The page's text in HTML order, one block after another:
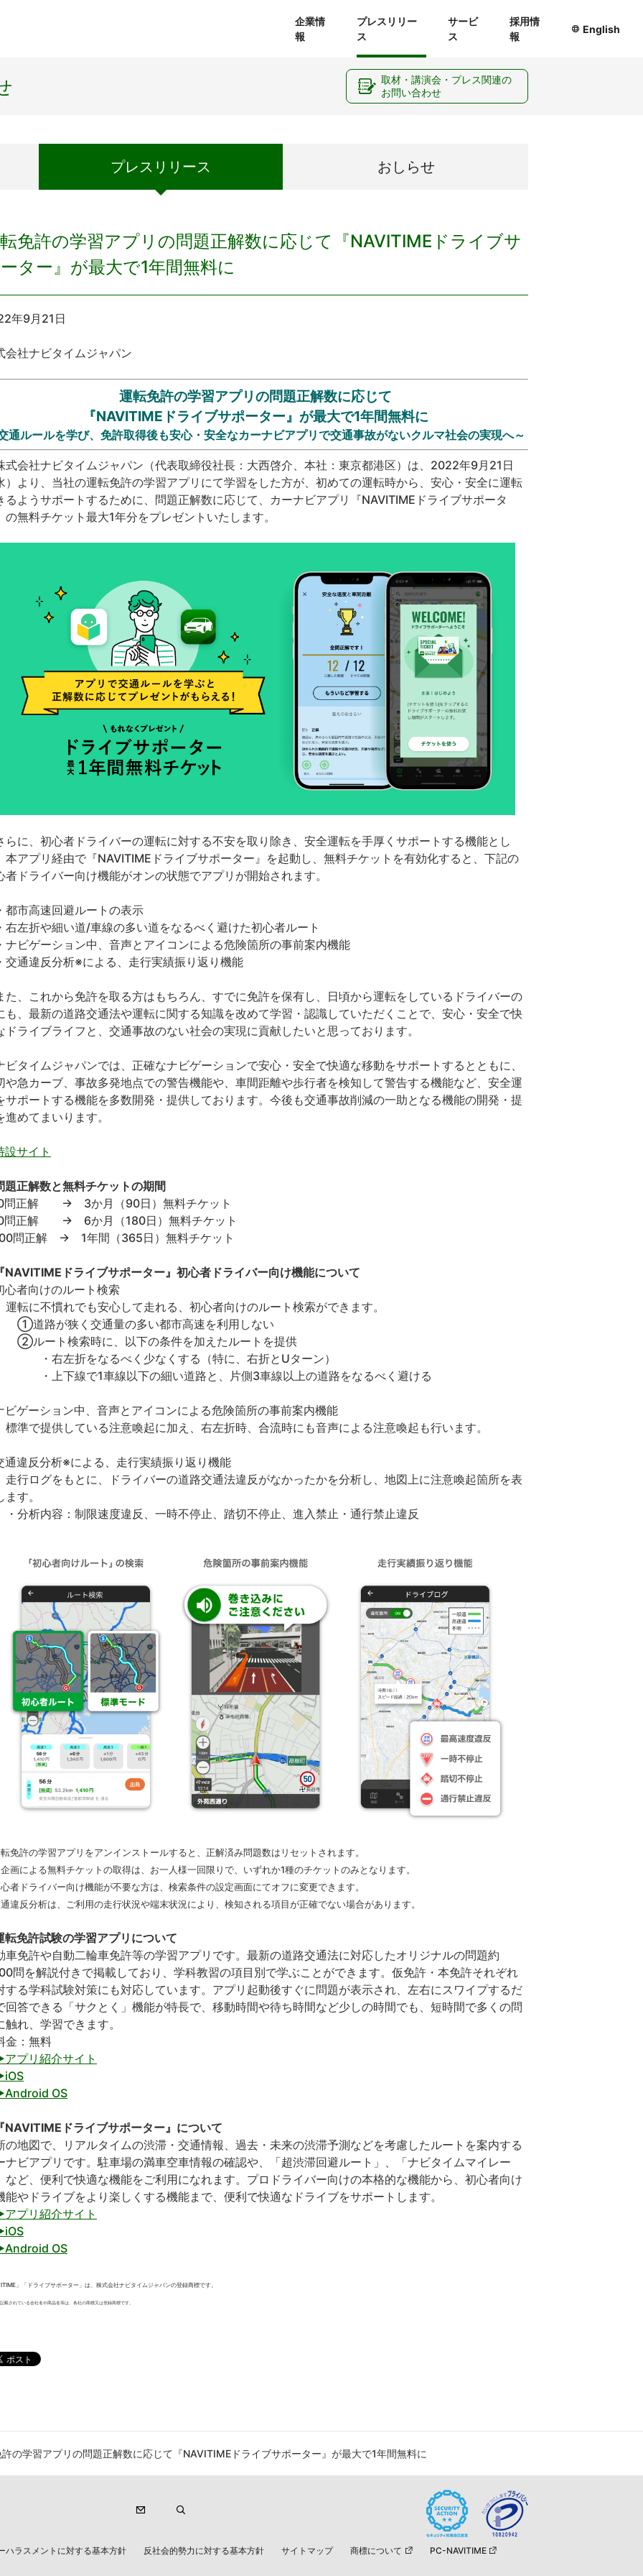
企業情
報
営理念
プレスリリー
ス
サービ
ス
採用情
報
English
プレス リリース おしらせ
免許の学習アプリの問題正解数に応じて『NAVITIMEドライブサ
ター』が最大で1年間無料に
年9月21日
会社ナビタイムジャパン
運転免許の学習アプリの問題正解数に応じて
『NAVITIMEドライブサポーター』が最大で1年間無料に
通ルールを学び、免許取得後も安心・安全なカーナビアプリで交通事故がないクルマ社会の実現へ～
会社ナビタイムジャパン（代表取締役社長：大西啓介、本社：東京都港区）は、2022年9月21日
）より、当社の運転免許の学習アプリにて学習をした方が、初めての運転時から、安心・安全に運転
るようサポートするために、問題正解数に応じて、カーナビアプリ『NAVITIMEドライブサポータ
の無料チケット最大1年分をプレゼントいたします。
に、初心者ドライバーの運転に対する不安を取り除き、安全運転を手厚くサポートする機能とし
本アプリ経由で『NAVITIMEドライブサポーター』を起動し、無料チケットを有効化すると、下記の
者ドライバー向け機能がオンの状態でアプリが開始されます。
市高速回避ルートの表示
左折や細い道/車線の多い道をなるべく避けた初心者ルート
ビゲーション中、音声とアイコンによる危険箇所の事前案内機能
通違反分析※による、走行実績振り返り機能
、これから免許を取る方はもちろん、すでに免許を保有し、日頃から運転をしているドライバーの
も、最新の道路交通法や運転に関する知識を改めて学習・認識していただくことで、安心・安全で快
ドライブライフと、交通事故のない社会の実現に貢献したいと思っております。
タイムジャパンでは、正確なナビゲーションで安心・安全で快適な移動をサポートするとともに、
や急カーブ、事故多発地点での警告機能や、車間距離や歩行者を検知して警告する機能など、安全運
サポートする機能を多数開発・提供しております。今後も交通事故削減の一助となる機能の開発・提
進めてまいります。
サイト
正解数と無料チケットの期間
問正解 → 3か月（90日）無料チケット
問正解 → 6か月（180日）無料チケット
問正解 → 1年間（365日）無料チケット
ドライブサポーター』初心者ドライバー向け機能について
者向けのルート検索
に不慣れでも安心して走れる、初心者向けのルート検索ができます。
路が狭く交通量の多い都市高速を利用しない
ート検索時に、以下の条件を加えたルートを提供
右左折をなるべく少なくする（特に、右折とUターン）
上下線で1車線以下の細い道路と、片側3車線以上の道路をなるべく避ける
ゲーション中、音声とアイコンによる危険箇所の事前案内機能
で提供している注意喚起に加え、右左折時、合流時にも音声による注意喚起も行います。
違反分析※による、走行実績振り返り機能
ログをもとに、ドライバーの道路交通法違反がなかったかを分析し、地図上に注意喚起箇所を表
ます。
析内容：制限速度違反、一時不停止、踏切不停止、進入禁止・通行禁止違反
免許の学習アプリをアンインストールすると、正解済み問題数はリセットされます。
画による無料チケットの取得は、お一人様一回限りで、いずれか1種のチケットのみとなります。
者ドライバー向け機能が不要な方は、検索条件の設定画面にてオフに変更できます。
違反分析は、ご利用の走行状況や端末状況により、検知される項目が正確でない場合があります。
免許試験の学習アプリについて
車免許や自動二輪車免許等の学習アプリです。最新の道路交通法に対応したオリジナルの問題約
問を解説付きで掲載しており、学科教習の項目別で学ぶことができます。仮免許・本免許それぞれ
する学科試験対策にも対応しています。アプリ起動後すぐに問題が表示され、左右にスワイプするだ
回答できる「サクとく」機能が特長で、移動時間や待ち時間など少しの時間でも、短時間で多くの問
触れ、学習できます。
金：無料
プリ紹介サイト
OS
ドライブサポーター』について
の地図で、リアルタイムの渋滞・交通情報、過去・未来の渋滞予測などを考慮したルートを案内する
ナビアプリです。駐車場の満車空車情報の確認や、「超渋滞回避ルート」、「ナビタイムマイレー
など、便利で快適な機能をご利用になれます。プロドライバー向けの本格的な機能から、初心者向け
能やドライブをより楽しくする機能まで、便利で快適なドライブをサポートします。
プリ紹介サイト
OS
」「ドライブサポーター」は、株式会社ナビタイムジャパンの登録商標です。
載されている会社名や商品名等は、各社の商標又は登録商標です。
取材・講演会・プレス関連の
お問い合わせ
の学習アプリの問題正解数に応じて『NAVITIMEドライブサポーター』が最大で1年間無料に
ハラスメントに対する基本方針 反社会的勢力に対する基本方針 サイトマップ 商標について PC-NAVITIME